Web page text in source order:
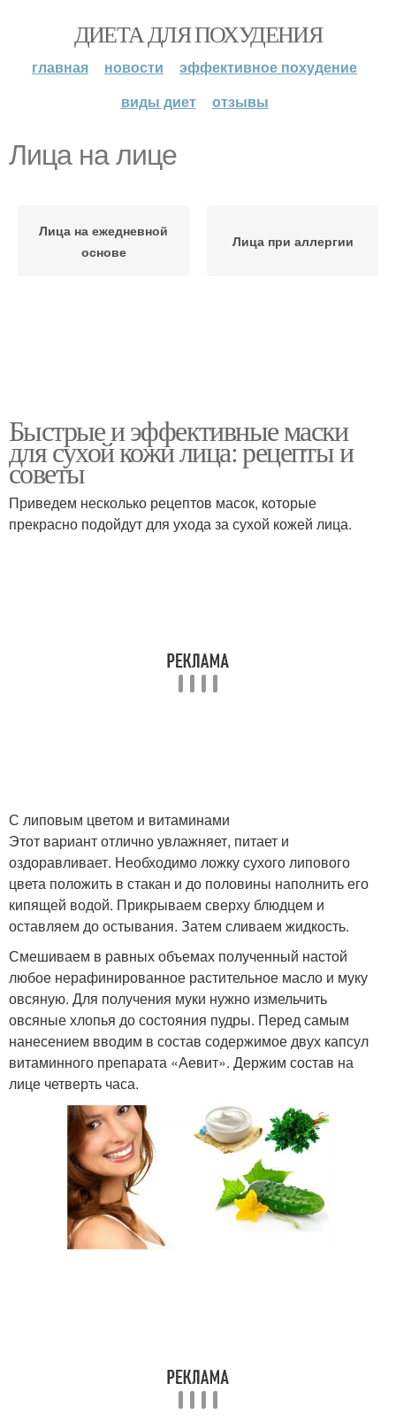
ДИЕТА ДЛЯ ПОХУДЕНИЯ
главная новости
эффективное похудение
виды диет
отзывы
Лица на лице
Лица на ежедневной
основе
Лица при аллергии
Быстрые и эффективные маски
для сухой кожи лица: рецепты и
советы
Приведем несколько рецептов масок, которые
прекрасно подойдут для ухода за сухой кожей лица.
С липовым цветом и витаминами
Этот вариант отлично увлажняет, питает и
оздоравливает. Необходимо ложку сухого липового
цвета положить в стакан и до половины наполнить его
кипящей водой. Прикрываем сверху блюдцем и
оставляем до остывания. Затем сливаем жидкость.
Смешиваем в равных объемах полученный настой
любое нерафинированное растительное масло и муку
овсяную. Для получения муки нужно измельчить
овсяные хлопья до состояния пудры. Перед самым
нанесением вводим в состав содержимое двух капсул
витаминного препарата «Аевит». Держим состав на
лице четверть часа.